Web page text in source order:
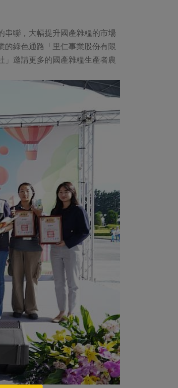
串聯，大幅提升國產雜糧的市場
的綠色通路「里仁事業股份有限
」邀請更多的國產雜糧生產者農